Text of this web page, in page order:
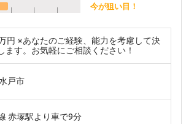
今が狙い目！
円 ※あなたのご経験、能力を考慮して決
ます。お気軽にご相談ください！
戸市
赤塚駅より車で9分